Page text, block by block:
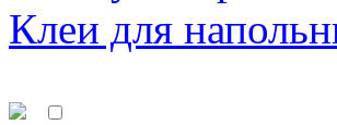
Клеи для